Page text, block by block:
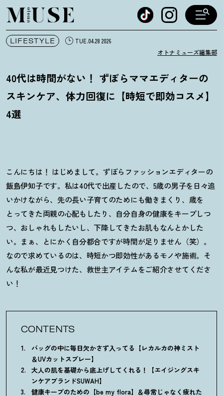
オトナミューズ ウェブ
LIFESTYLE TUE.04.28 2026
オトナミューズ編集部
40代は時間がない ！ ずぼらママエディターの
スキンケア、体力回復に【時短で即効コスメ】
4選
こんにちは ！ はじめまして。ずぼらファッションエディターの
飯島伊知子です。私は40代で出産したので、5歳の男子を日々追
いかけながら、先の長い子育てのためにも働きまくり、歳を
とってきた両親の心配もしたり、自分自身の健康をキープしつ
つ、おしゃれもしたいし、下降してきたお肌もなんとかした
い。まぁ、とにかく自分都合ですが時間が足りません（笑）。
なので求めているのは、時短かつ即効性があるモノや施術。そ
んな私が最近見つけた、救世主アイテムをご紹介させてくださ
い ！
CONTENTS
バッグの中に毎日欠かさず入ってる【レカルカの神ミスト
＆UVカットスプレー】
大人の肌を基礎から底上げしてくれる ！
【エイジングスキ
ンケアブランドSUWAH】
健康キープのための【be my flora】＆尋常じゃなく疲れた